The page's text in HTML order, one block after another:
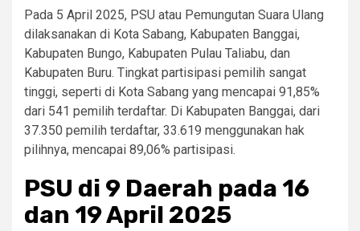
Pada 5 April 2025, PSU atau Pemungutan Suara Ulang
dilaksanakan di Kota Sabang, Kabupaten Banggai,
Kabupaten Bungo, Kabupaten Pulau Taliabu, dan
Kabupaten Buru. Tingkat partisipasi pemilih sangat
tinggi, seperti di Kota Sabang yang mencapai 91,85%
dari 541 pemilih terdaftar. Di Kabupaten Banggai, dari
37.350 pemilih terdaftar, 33.619 menggunakan hak
pilihnya, mencapai 89,06% partisipasi.
PSU di 9 Daerah pada 16
dan 19 April 2025